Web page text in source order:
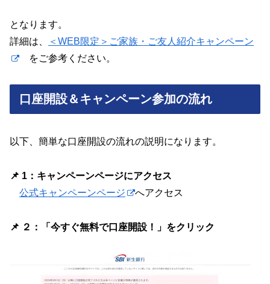
となります。
詳細は、
＜WEB限定＞ご家族・ご友人紹介キャンペーン
をご参考ください。
口座開設＆キャンペーン参加の流れ
以下、簡単な口座開設の流れの説明になります。
📌 1：キャンペーンページにアクセス
公式キャンペーンページ
へアクセス
📌 ２：「今すぐ無料で口座開設！」をクリック